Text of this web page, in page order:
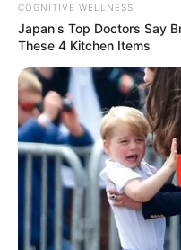
Tastefully Yours
COGNITIVE WELLNESS
Japan's Top Doctors Say
These 4 Kitchen Items